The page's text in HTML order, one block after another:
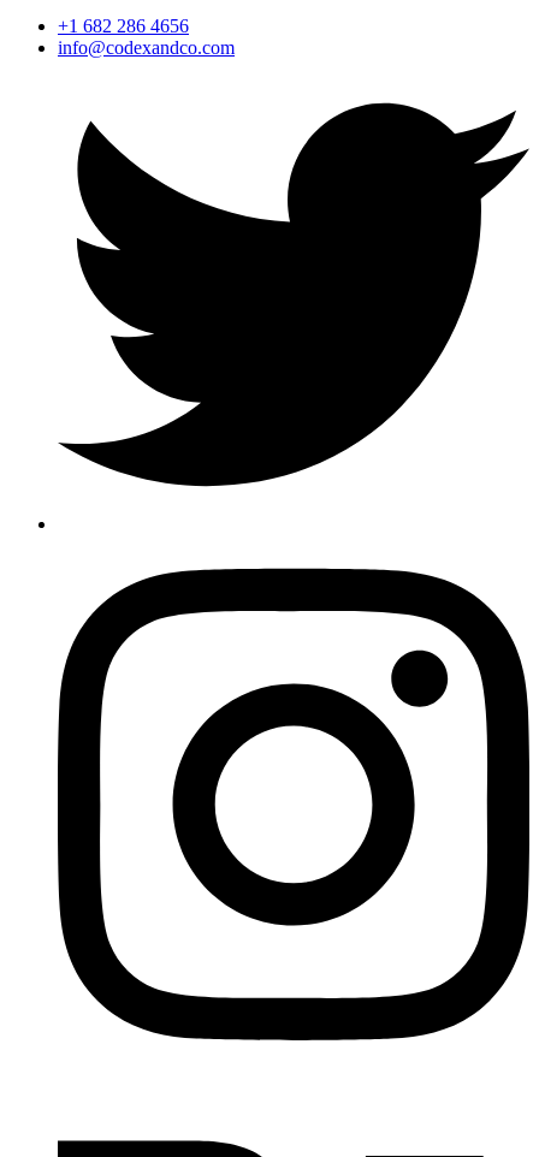
+1 682 286 4656
info@codexandco.com